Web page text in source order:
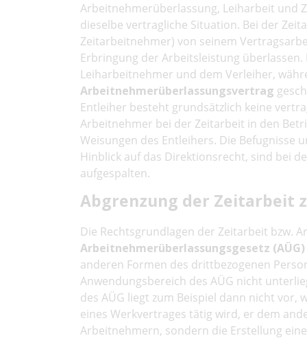
Arbeitnehmerüberlassung, Leiharbeit und
dieselbe vertragliche Situation. Bei der
Zeitarbeitnehmer) von seinem
Erbringung der Arbeitsleistung
Leiharbeitnehmer und dem Verleiher,
Arbeitnehmerüberlassungsvertrag
Entleiher besteht grundsätzlich keine
Arbeitnehmer bei der Zeitarbeit in den
Weisungen des Entleihers. Die Befugnisse
Hinblick auf das Direktionsrecht, sind bei
aufgespalten.
Abgrenzung der Zeitarbeit
Die Rechtsgrundlagen der Zeitarbeit bzw.
Arbeitnehmerüberlassungsgesetz (AÜG)
anderen Formen des drittbezogenen
Anwendungsbereich des AÜG nicht
des AÜG liegt zum Beispiel dann nicht
eines Werkvertrages tätig wird, er dem
Arbeitnehmern, sondern die Erstellung